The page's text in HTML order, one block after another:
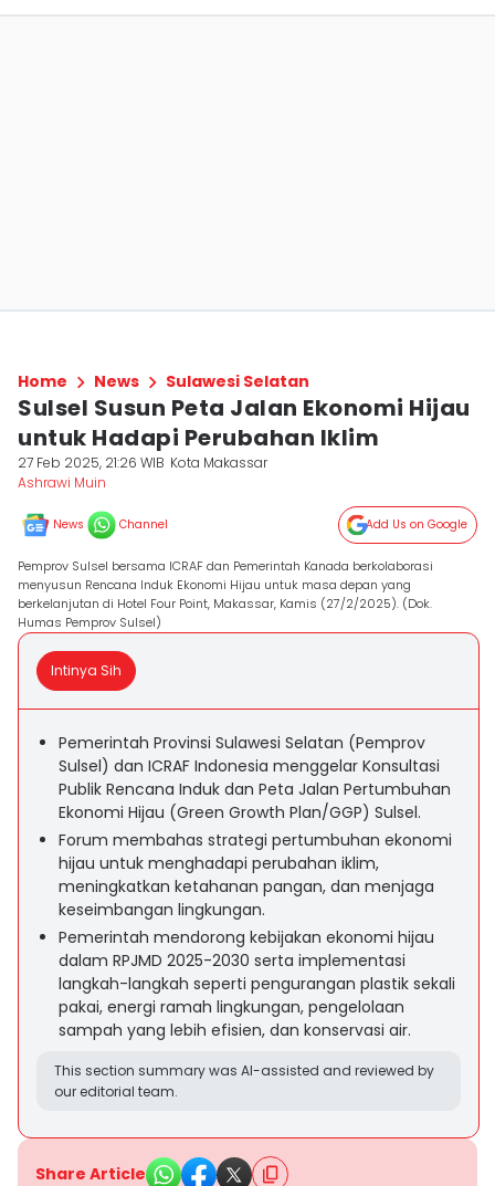
Home News Sulawesi Selatan
Sulsel Susun Peta Jalan Ekonomi Hijau
untuk Hadapi Perubahan Iklim
27 Feb 2025, 21:26 WIB Kota Makassar
Ashrawi Muin
News Channel Add Us on Google
Pemprov Sulsel bersama ICRAF dan Pemerintah Kanada berkolaborasi
menyusun Rencana Induk Ekonomi Hijau untuk masa depan yang
berkelanjutan di Hotel Four Point, Makassar, Kamis (27/2/2025). (Dok.
Humas Pemprov Sulsel)
Intinya Sih
Pemerintah Provinsi Sulawesi Selatan (Pemprov
Sulsel) dan ICRAF Indonesia menggelar Konsultasi
Publik Rencana Induk dan Peta Jalan Pertumbuhan
Ekonomi Hijau (Green Growth Plan/GGP) Sulsel.
Forum membahas strategi pertumbuhan ekonomi
hijau untuk menghadapi perubahan iklim,
meningkatkan ketahanan pangan, dan menjaga
keseimbangan lingkungan.
Pemerintah mendorong kebijakan ekonomi hijau
dalam RPJMD 2025-2030 serta implementasi
langkah-langkah seperti pengurangan plastik sekali
pakai, energi ramah lingkungan, pengelolaan
sampah yang lebih efisien, dan konservasi air.
This section summary was AI-assisted and reviewed by
our editorial team.
Share Article